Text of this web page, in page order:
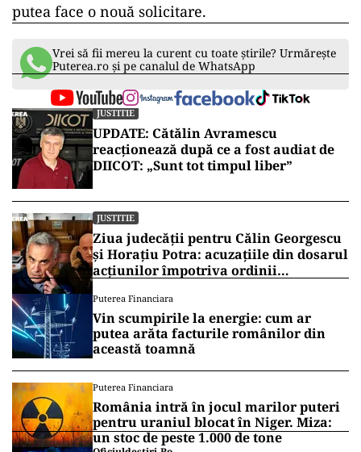
putea face o nouă solicitare.
Vrei să fii mereu la curent cu toate știrile? Urmărește
Puterea.ro și pe canalul de WhatsApp
JUSTITIE
UPDATE: Cătălin Avramescu
reacționează după ce a fost audiat de
DIICOT: „Sunt tot timpul liber”
JUSTITIE
Ziua judecății pentru Călin Georgescu
și Horațiu Potra: acuzațiile din dosarul
acțiunilor împotriva ordinii
de la Înalta Curte
Puterea Financiara
Vin scumpirile la energie: cum ar
putea arăta facturile românilor din
această toamnă
Puterea Financiara
România intră în jocul marilor puteri
pentru uraniul blocat în Niger. Miza:
un stoc de peste 1.000 de tone